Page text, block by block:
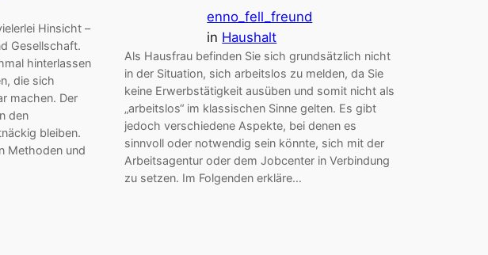
Hinsicht –
Gesellschaft.
hinterlassen
die sich
machen. Der
den
bleiben.
Methoden und
enno_fell_freund
in Haushalt
Als Hausfrau befinden Sie sich grundsätzlich nicht
in der Situation, sich arbeitslos zu melden, da Sie
keine Erwerbstätigkeit ausüben und somit nicht als
„arbeitslos“ im klassischen Sinne gelten. Es gibt
jedoch verschiedene Aspekte, bei denen es
sinnvoll oder notwendig sein könnte, sich mit der
Arbeitsagentur oder dem Jobcenter in Verbindung
zu setzen. Im Folgenden erkläre…